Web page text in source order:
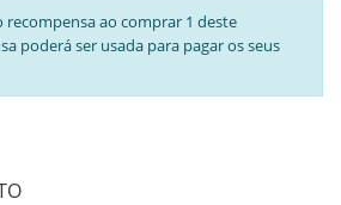
recompensa ao comprar 1 deste
poderá ser usada para pagar os seus